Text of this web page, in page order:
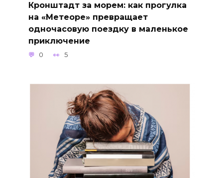
Кронштадт за морем: как прогулка
на «Метеоре» превращает
одночасовую поездку в маленькое
приключение
0 5